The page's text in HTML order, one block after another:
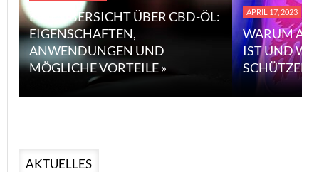
EINE ÜBERSICHT ÜBER CBD-ÖL:
EIGENSCHAFTEN,
ANWENDUNGEN UND
MÖGLICHE VORTEILE »
APRIL 17, 2023
WARUM
IST UND
SCHÜTZEN
AKTUELLES